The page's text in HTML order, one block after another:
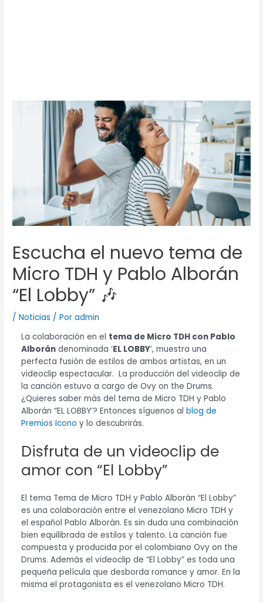
Escucha el nuevo tema de
Micro TDH y Pablo Alborán
“El Lobby” 🎶
/Noticias / Poradmin
La colaboración en el tema de Micro TDH con Pablo
Alborán denominada ‘EL LOBBY’, muestra una
perfecta fusión de estilos de ambos artistas, en un
videoclip espectacular. La producción del videoclip de
la canción estuvo a cargo de Ovy on the Drums.
¿Quieres saber más del tema de Micro TDH y Pablo
Alborán “EL LOBBY’? Entonces síguenos alblog de
Premios Icono y lo descubrirás.
Disfruta de un videoclip de
amor con “El Lobby”
El tema Tema de Micro TDH y Pablo Alborán “El Lobby”
es una colaboración entre el venezolano Micro TDH y
el español Pablo Alborán. Es sin duda una combinación
bien equilibrada de estilos y talento. La canción fue
compuesta y producida por el colombiano Ovy on the
Drums. Además el videoclip de “El Lobby” es toda una
pequeña película que desborda romance y amor. En la
misma el protagonista es el venezolano Micro TDH.